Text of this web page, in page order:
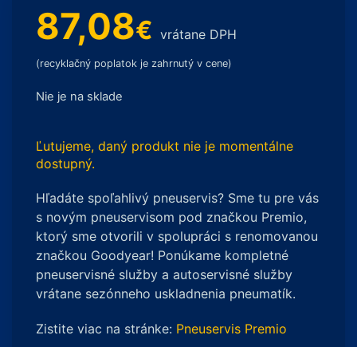
87,08€ vrátane DPH
(recyklačný poplatok je zahrnutý v cene)
Nie je na sklade
Ľutujeme, daný produkt nie je momentálne
dostupný.
Hľadáte spoľahlivý pneuservis? Sme tu pre vás
s novým pneuservisom pod značkou Premio,
ktorý sme otvorili v spolupráci s renomovanou
značkou Goodyear! Ponúkame kompletné
pneuservisné služby a autoservisné služby
vrátane sezónneho uskladnenia pneumatík.
Zistite viac na stránke: Pneuservis Premio